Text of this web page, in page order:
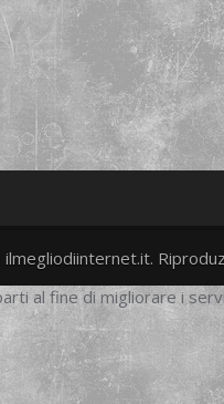
al fine di migliorare i